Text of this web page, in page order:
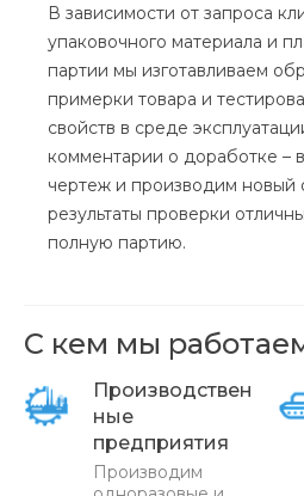
В зависимости от запроса
упаковочного материала и
партии мы изготавливаем
примерки товара и
свойств в среде
комментарии о доработке –
чертеж и производим новый
результаты проверки
полную партию.
С кем мы
Производствен
ные
предприятия
Производим